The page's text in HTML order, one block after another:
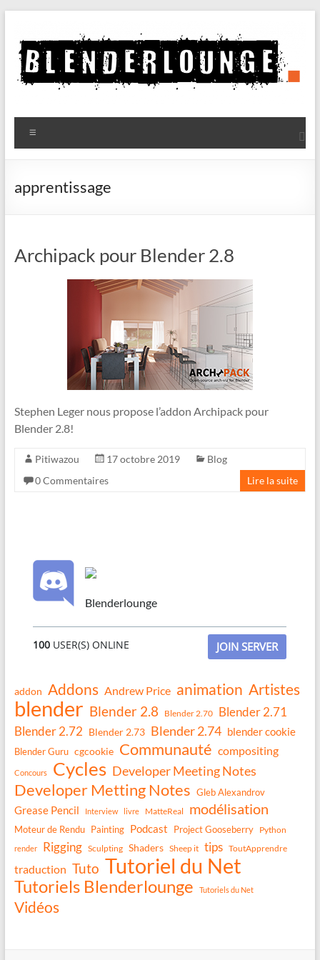
contenu
Blenderlounge
Le
de
apprentissage
Archipack pour Blender 2.8
Stephen Leger nous propose l’addon Archipack pour
Blender 2.8!
Pitiwazou 17 octobre 2019
Blog
0 Commentaires
Lire la suite
Blenderlounge
100 USER(S) ONLINE JOIN SERVER
addon Addons Andrew Price animation Artistes
blender Blender 2.8 Blender 2.70
Blender 2.71
Blender 2.72 Blender 2.73 Blender 2.74 blender cookie
Blender Guru cgcookie Communauté compositing
Concours Cycles Developer Meeting Notes
Developer Metting Notes Gleb Alexandrov
Grease Pencil Interview livre MatteReal modélisation
Moteur de Rendu Painting Podcast Project Gooseberry Python
render Rigging Sculpting Shaders Sheep it tips ToutApprendre
traduction Tuto Tutoriel du Net
Tutoriels Blenderlounge Tutoriels du Net
Vidéos